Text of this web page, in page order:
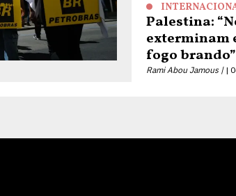
Palestina:
exterminam
fogo brando”
Rami Abou Jamous |